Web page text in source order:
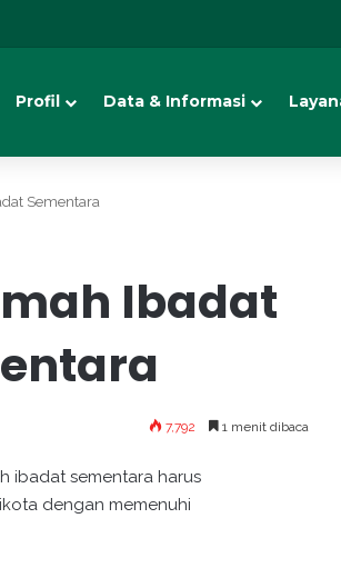
Profil Data & Informasi
Sementara
Ibadat
7,792 1 menit dibaca
ibadat sementara harus
dengan memenuhi